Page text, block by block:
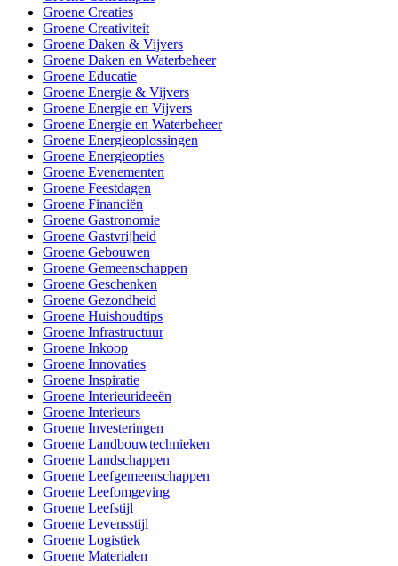
Groene Creaties
Groene Creativiteit
Groene Daken & Vijvers
Groene Daken en Waterbeheer
Groene Educatie
Groene Energie & Vijvers
Groene Energie en Vijvers
Groene Energie en Waterbeheer
Groene Energieoplossingen
Groene Energieopties
Groene Evenementen
Groene Feestdagen
Groene Financiën
Groene Gastronomie
Groene Gastvrijheid
Groene Gebouwen
Groene Gemeenschappen
Groene Geschenken
Groene Gezondheid
Groene Huishoudtips
Groene Infrastructuur
Groene Inkoop
Groene Innovaties
Groene Inspiratie
Groene Interieurideeën
Groene Interieurs
Groene Investeringen
Groene Landbouwtechnieken
Groene Landschappen
Groene Leefgemeenschappen
Groene Leefomgeving
Groene Leefstijl
Groene Levensstijl
Groene Logistiek
Groene Materialen